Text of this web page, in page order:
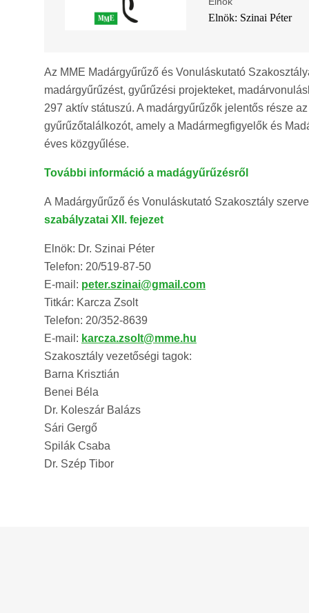
Elnök: Szinai Péter
Az MME Madárgyűrűző és Vonuláskutató
madárgyűrűzést, gyűrűzési projekteket,
297 aktív státuszú. A madárgyűrűzők jelentős része
gyűrűzőtalálkozót, amely a Madármegfigyelők és
éves közgyűlése.
További információ a madágyűrűzésről
A Madárgyűrűző és Vonuláskutató Szakosztály
szabályzatai XII. fejezet
Elnök: Dr. Szinai Péter
Telefon: 20/519-87-50
E-mail: peter.szinai@gmail.com
Titkár: Karcza Zsolt
Telefon: 20/352-8639
E-mail: karcza.zsolt@mme.hu
Szakosztály vezetőségi tagok:
Barna Krisztián
Benei Béla
Dr. Koleszár Balázs
Sári Gergő
Spilák Csaba
Dr. Szép Tibor